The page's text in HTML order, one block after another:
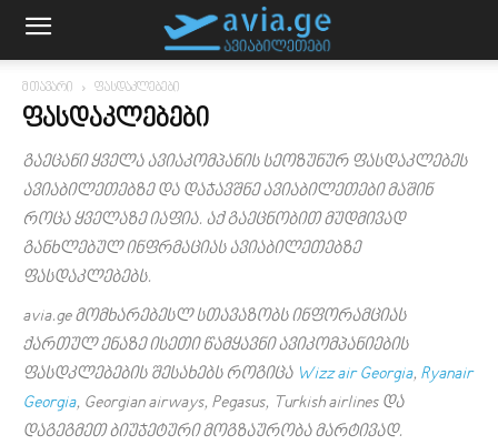
მთავარი ფასდაკლებები
ᲤᲐᲡᲓᲐᲙᲚᲔᲑᲔᲑᲘ
გაეცანი ყველა ავიაკომპანის სეოზუნურ ფასდაკლებეს
ავიაბილეთებზე და დაჯავშნე ავიაბილეთები მაშინ
როცა ყველაზე იაფია. აქ გაეცნობით მუდმივად
განხლებულ ინფრმაციას ავიაბილეთებზე
ფასდაკლებებს.
avia.ge მომხარებესლ სთავაზობს ინფორამციას
ქართულ ენაზე ისეთი წამყავნი ავიკომპანიების
ფასდკლებების შესახებს როგიცა Wizz air Georgia, Ryanair
Georgia, Georgian airways, Pegasus, Turkish airlines და
დაგეგმეთ ბიუჯეტური მოგზაურობა მარტივად.